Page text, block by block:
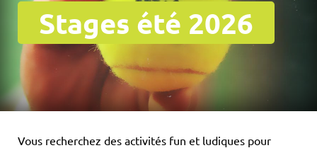
Stages été 2026
Vous recherchez des activités fun et ludiques pour